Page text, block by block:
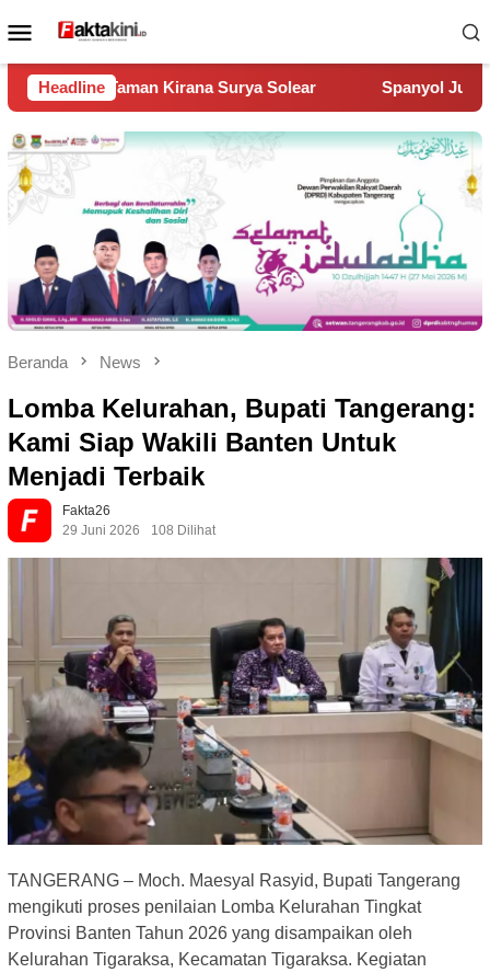
ke
Menu
Mobile
Headline
Solear Spanyol Juara Piala Dunia 2026, Kalahkan
Beranda News
Lomba Kelurahan, Bupati Tangerang:
Kami Siap Wakili Banten Untuk
Menjadi Terbaik
Fakta26
29 Juni 2026
108 Dilihat
TANGERANG – Moch. Maesyal Rasyid, Bupati Tangerang
mengikuti proses penilaian Lomba Kelurahan Tingkat
Provinsi Banten Tahun 2026 yang disampaikan oleh
Kelurahan Tigaraksa, Kecamatan Tigaraksa. Kegiatan